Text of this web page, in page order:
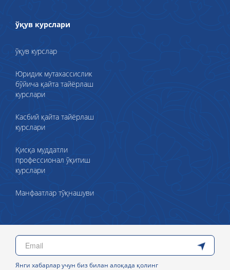
ўқув курслари
ўқув курслар
Юридик мутахассислик
бўйича қайта тайёрлаш
курслари
Касбий қайта тайёрлаш
курслари
Қисқа муддатли
профессионал ўқитиш
курслари
Манфаатлар тўқнашуви
Янги хабарлар учун биз билан алоқада қолинг